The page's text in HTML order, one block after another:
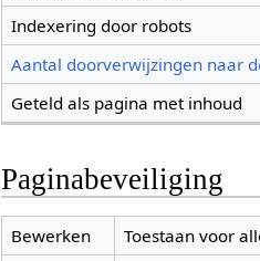
Indexering door robots
Aantal doorverwijzingen naar
Geteld als pagina met inhoud
Paginabeveiliging
Bewerken
Toestaan voor